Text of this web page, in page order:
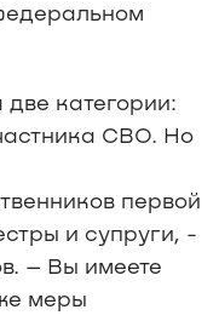
категории:
СВО. Но
первой
и супруги, -
– Вы имеете
меры